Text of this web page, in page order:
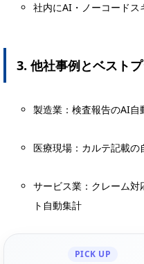
社内にAI・ノーコード
3. 他社事例とベスト
製造業：検査報告のAI
医療現場：カルテ記載
サービス業：クレーム
ト自動集計
PICK UP